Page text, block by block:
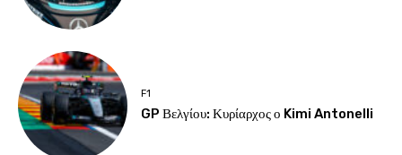
F1
GP Βελγίου: Κυρίαρχος ο Kimi Antonelli